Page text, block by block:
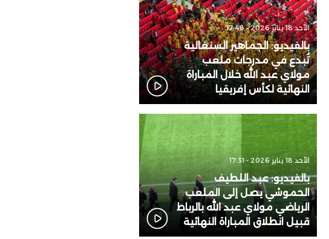
12:19
إلغاء العقوبات المفروضة على صامويل إيتو
بعد مباراة المغرب والكاميرون
11:12
تطور جديد في قضية الفيديو الذي أشعل
طنجة
11:00
بينها المغرب والجزائر.. هذه المنتخبات
المتأهلة إلى ربع نهائي “كان السيدات”
01:30
دعمه لإنفانتينو
الأحد 18 يناير 2026 - 17:48
بالفيديو: الجماهير السنغالية
تُبدع في مدرجات ملعب
مولاي عبد الله خلال المباراة
النهائية لكأس إفريقيا
الأحد 18 يناير 2026 - 17:31
بالفيديو: عبد اللطيف
الحموشي يصل إلى الملعب
الرياضي مولاي عبد الله بالرباط
قبيل انطلاق المباراة النهائية